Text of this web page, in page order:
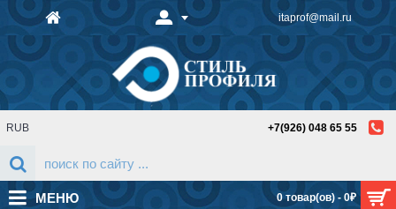
itaprof@mail.ru
0 товар(ов) - 0₽
RUB +7(926) 048 65 55
МЕНЮ